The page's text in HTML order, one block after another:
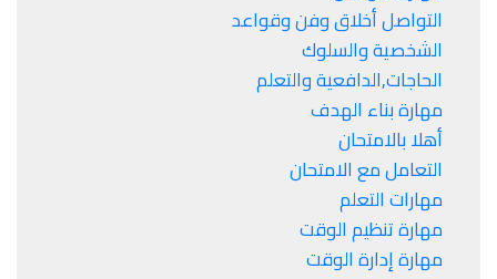
التواصل أخلاق وفن وقواعد
الشخصية والسلوك
الحاجات,الدافعية والتعلم
مهارة بناء الهدف
أهلا بالامتحان
التعامل مع الامتحان
مهارات التعلم
مهارة تنظيم الوقت
مهارة إدارة الوقت